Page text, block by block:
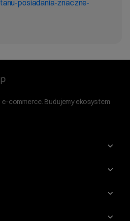
posiadania-znaczne-
commerce. Budujemy ekosystem